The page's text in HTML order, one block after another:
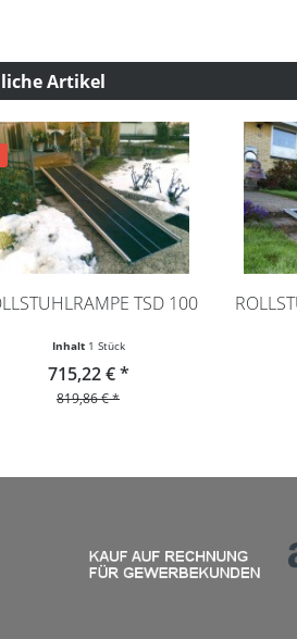
Artikel
TSD 100
Inhalt 1 Stück
715,22 € *
819,86 € *